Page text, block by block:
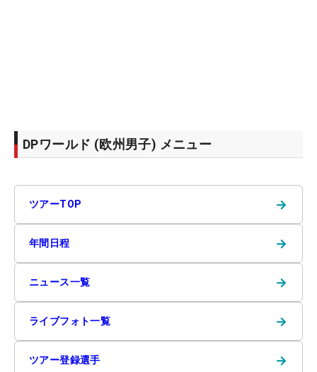
DPワールド (欧州男子) メニュー
ツアーTOP →
年間日程 →
ニュース一覧 →
ライブフォト一覧 →
ツアー登録選手 →